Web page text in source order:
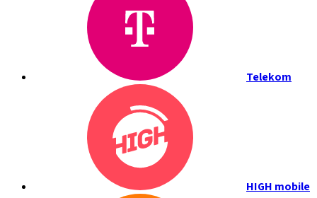
Telekom
HIGH mobile